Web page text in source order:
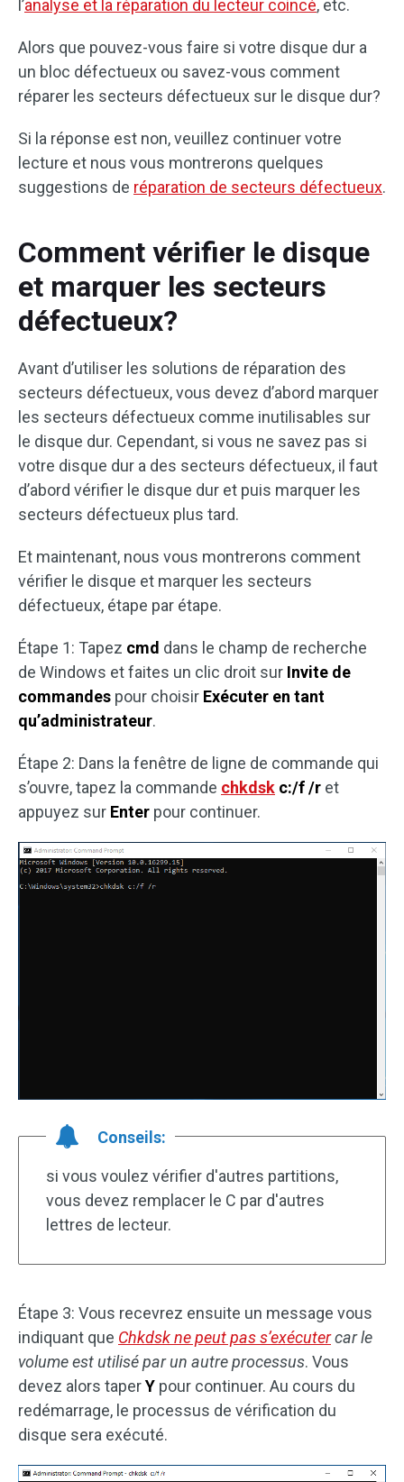
l’analyse et la réparation du lecteur coincé, etc.
Alors que pouvez-vous faire si votre disque dur a
un bloc défectueux ou savez-vous comment
réparer les secteurs défectueux sur le disque dur?
Si la réponse est non, veuillez continuer votre
lecture et nous vous montrerons quelques
suggestions de réparation de secteurs défectueux.
Comment vérifier le disque
et marquer les secteurs
défectueux?
Avant d’utiliser les solutions de réparation des
secteurs défectueux, vous devez d’abord marquer
les secteurs défectueux comme inutilisables sur
le disque dur. Cependant, si vous ne savez pas si
votre disque dur a des secteurs défectueux, il faut
d’abord vérifier le disque dur et puis marquer les
secteurs défectueux plus tard.
Et maintenant, nous vous montrerons comment
vérifier le disque et marquer les secteurs
défectueux, étape par étape.
Étape 1: Tapez cmd dans le champ de recherche
de Windows et faites un clic droit sur Invite de
commandes pour choisir Exécuter en tant
qu’administrateur.
Étape 2: Dans la fenêtre de ligne de commande qui
s’ouvre, tapez la commande chkdsk c:/f /r et
appuyez sur Enter pour continuer.
Conseils:
si vous voulez vérifier d'autres partitions,
vous devez remplacer le C par d'autres
lettres de lecteur.
Étape 3: Vous recevrez ensuite un message vous
indiquant que Chkdsk ne peut pas s’exécutercar le
volume est utilisé par un autre processus. Vous
devez alors taperY pour continuer. Au cours du
redémarrage, le processus de vérification du
disque sera exécuté.